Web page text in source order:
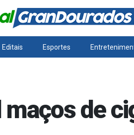
Editais Esportes
de